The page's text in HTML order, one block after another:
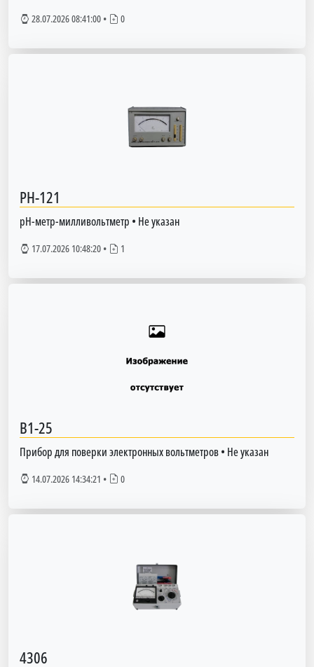
28.07.2026 08:41:00 • 0
PH-121
pH-метр-милливольтметр • Не указан
17.07.2026 10:48:20 • 1
В1-25
Прибор для поверки электронных вольтметров• Не указан
14.07.2026 14:34:21 • 0
4306